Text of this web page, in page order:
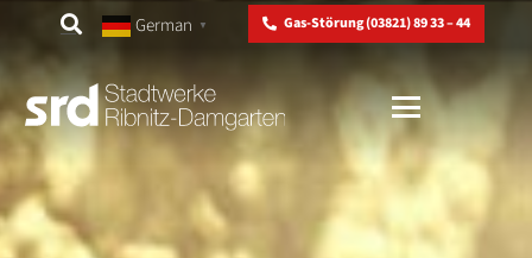
German ▼ Gas-Störung (03821) 89 33 – 44